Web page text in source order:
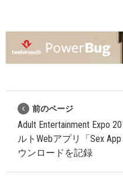
前のページ
Adult Entertainment Expo
ルトWebアプリ「Sex
ウンロードを記録